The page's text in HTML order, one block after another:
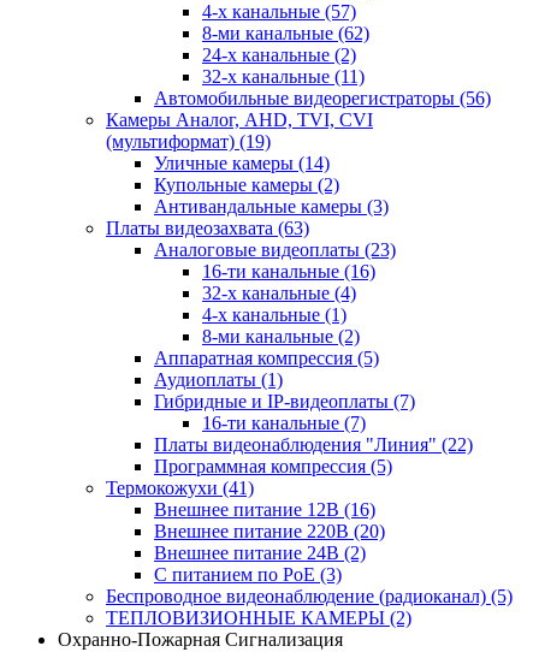
4-х канальные (57)
8-ми канальные (62)
24-х канальные (2)
32-х канальные (11)
Автомобильные видеорегистраторы (56)
Камеры Аналог, AHD, TVI, CVI
(мультиформат) (19)
Уличные камеры (14)
Купольные камеры (2)
Антивандальные камеры (3)
Платы видеозахвата (63)
Аналоговые видеоплаты (23)
16-ти канальные (16)
32-х канальные (4)
4-х канальные (1)
8-ми канальные (2)
Аппаратная компрессия (5)
Аудиоплаты (1)
Гибридные и IP-видеоплаты (7)
16-ти канальные (7)
Платы видеонаблюдения "Линия" (22)
Программная компрессия (5)
Термокожухи (41)
Внешнее питание 12В (16)
Внешнее питание 220В (20)
Внешнее питание 24В (2)
С питанием по PoE (3)
Беспроводное видеонаблюдение (радиоканал) (5)
ТЕПЛОВИЗИОННЫЕ КАМЕРЫ (2)
Охранно-Пожарная Сигнализация